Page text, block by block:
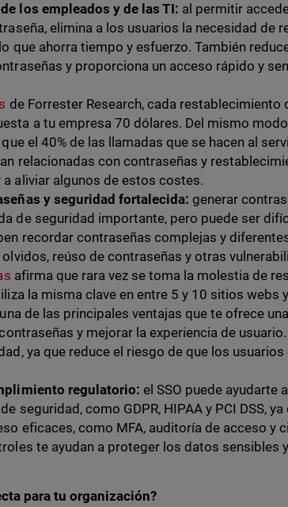
los empleados y de las TI: al permitir
elimina a los usuarios la necesidad de
que ahorra tiempo y esfuerzo. También
y proporciona un acceso rápido y
de Forrester Research, cada restablecimiento
a tu empresa 70 dólares. Del mismo
el 40% de las llamadas que se hacen al
relacionadas con contraseñas y
a aliviar algunos de estos costes.
y seguridad fortalecida: generar
de seguridad importante, pero puede ser
recordar contraseñas complejas y
reúso de contraseñas y otras
afirma que rara vez se toma la molestia de
la misma clave en entre 5 y 10 sitios webs y
de las principales ventajas que te ofrece
y mejorar la experiencia de usuario.
ya que reduce el riesgo de que los
regulatorio: el SSO puede ayudarte
seguridad, como GDPR, HIPAA y PCI DSS, ya
eficaces, como MFA, auditoría de acceso y
te ayudan a proteger los datos sensibles
para tu organización?